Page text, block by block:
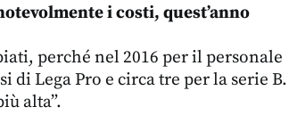
i costi, quest’anno
perché nel 2016 per il personale
di Lega Pro e circa tre per la serie B.
alta”.